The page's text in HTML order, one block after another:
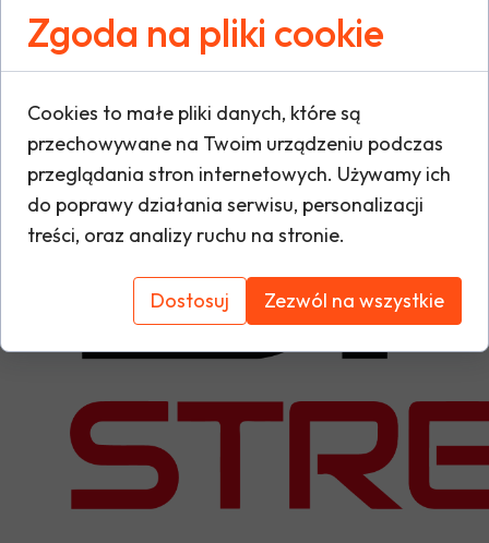
W tej sekcji warto umieścić istotne
warunki gwarancji, zalecenia dotyczące
oraz ewentualne certyfikaty lub nagrody.
i buduje zaufanie do marki.
Zgoda na pliki cookie
Cookies to małe pliki danych, które są
przechowywane na Twoim urządzeniu podczas
przeglądania stron internetowych. Używamy ich
do poprawy działania serwisu, personalizacji
treści, oraz analizy ruchu na stronie.
Dostosuj Zezwól na wszystkie